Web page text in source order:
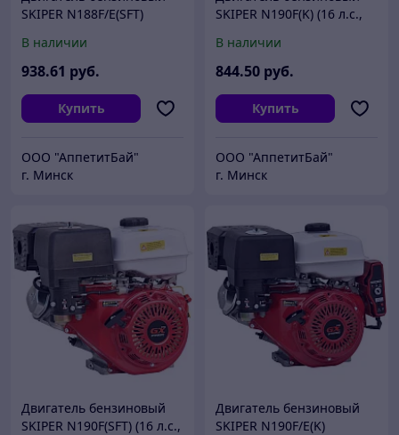
SKIPER N188F/E(SFT)
л.с.,389 см3,шлиц вал
диам. 25ммх40мм)
В наличии
938.61 руб.
Купить
ООО "АппетитБай"
г. Минск
SKIPER N190F(K) (16 л.с.,
х60мм, шпонка 7мм)
В наличии
844.50 руб.
Купить
ООО "АппетитБай"
г. Минск
Двигатель бензиновый
SKIPER N190F(SFT) (16 л.с.,
Двигатель бензиновый
SKIPER N190F/E(K)